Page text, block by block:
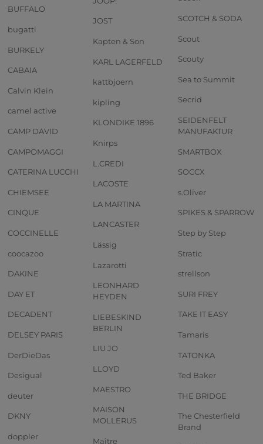
BUFFALO
bugatti
BURKELY
CABAIA
Calvin Klein
camel active
CAMP DAVID
CAMPOMAGGI
CATERINA LUCCHI
CHIEMSEE
CINQUE
COCCINELLE
coocazoo
DAKINE
DAY ET
DECADENT
DELSEY PARIS
DerDieDas
Desigual
deuter
DKNY
doppler
JOST
Kapten & Son
KARL LAGERFELD
kattbjoern
kipling
KLONDIKE 1896
Knirps
L.CREDI
LACOSTE
LA MARTINA
LANCASTER
Lässig
Lazarotti
LEONHARD
HEYDEN
LIEBESKIND
BERLIN
LIU JO
LLOYD
MAESTRO
MAISON
MOLLERUS
Maître
SCOTCH & SODA
Scout
Scouty
Sea to Summit
Secrid
SEIDENFELT
MANUFAKTUR
SMARTBOX
SOCCX
s.Oliver
SPIKES & SPARROW
Step by Step
Stratic
strellson
SURI FREY
TAKE IT EASY
Tamaris
TATONKA
Ted Baker
THE BRIDGE
The Chesterfield
Brand